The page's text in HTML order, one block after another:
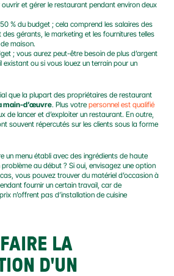
et gérer le restaurant pendant environ deux
% du budget ; cela comprend les salaires des
des gérants, le marketing et les fournitures telles
maison.
; vous aurez peut-être besoin de plus d’argent
existant ou si vous louez un terrain pour un
que la plupart des propriétaires de restaurant
main-d’œuvre. Plus votre personnel est qualifié
de lancer et d’exploiter un restaurant. En outre,
souvent répercutés sur les clients sous la forme
un menu établi avec des ingrédients de haute
au début ? Si oui, envisagez une option
vous pouvez trouver du matériel d’occasion à
fournir un certain travail, car de
n’offrent pas d’installation de cuisine
LA
D'UN